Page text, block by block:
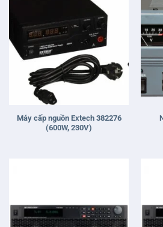
Máy cấp nguồn Extech 382276
(600W, 230V)